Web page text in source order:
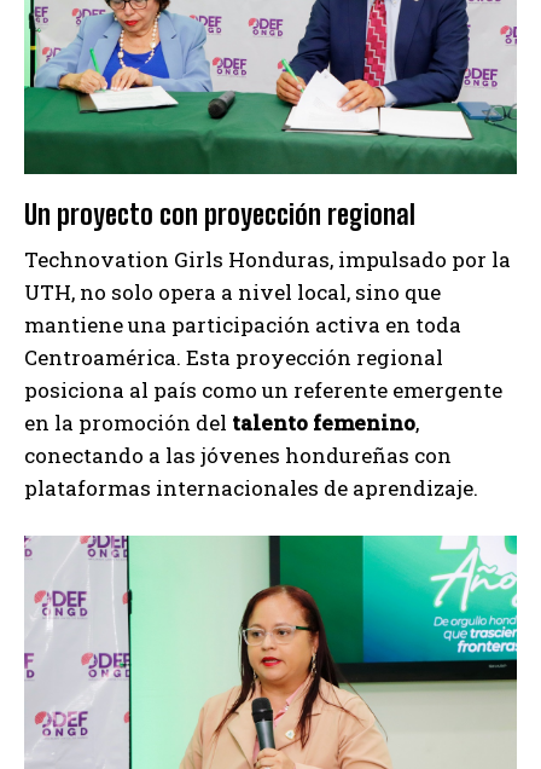
Un proyecto con proyección regional
Technovation Girls Honduras, impulsado por la
UTH, no solo opera a nivel local, sino que
mantiene una participación activa en toda
Centroamérica. Esta proyección regional
posiciona al país como un referente emergente
en la promoción del talento femenino,
conectando a las jóvenes hondureñas con
plataformas internacionales de aprendizaje.